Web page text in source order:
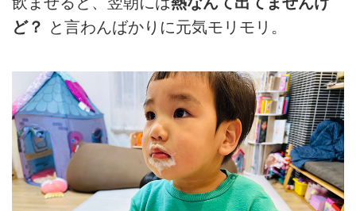
ど？ と言わんばかりに元気モリモリ。